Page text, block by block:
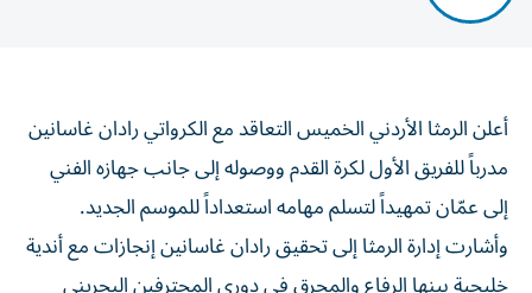
أعلن الرمثا الأردني الخميس التعاقد مع الكرواتي رادان غاسانين
مدرباً للفريق الأول لكرة القدم ووصوله إلى جانب جهازه الفني
إلى عمّان تمهيداً لتسلم مهامه استعداداً للموسم الجديد.
وأشارت إدارة الرمثا إلى تحقيق رادان غاسانين إنجازات مع أندية